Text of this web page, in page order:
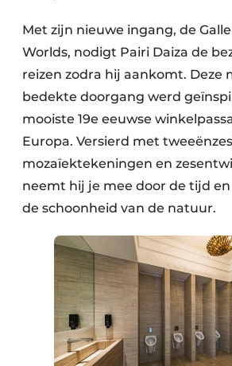
Met zijn nieuwe ingang, de
Worlds, nodigt Pairi Daiza de
reizen zodra hij aankomt. Deze
bedekte doorgang werd
mooiste 19e eeuwse
Europa. Versierd met
mozaïektekeningen en
neemt hij je mee door de tijd
de schoonheid van de natuur.